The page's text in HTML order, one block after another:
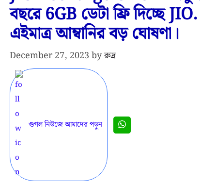
বছরে 6GB ডেটা ফ্রি দিচ্ছে JIO.
এইমাত্র আম্বানির বড় ঘোষণা।
December 27, 2023 byরুদ্র
গুগল নিউজে আমাদের পড়ুন